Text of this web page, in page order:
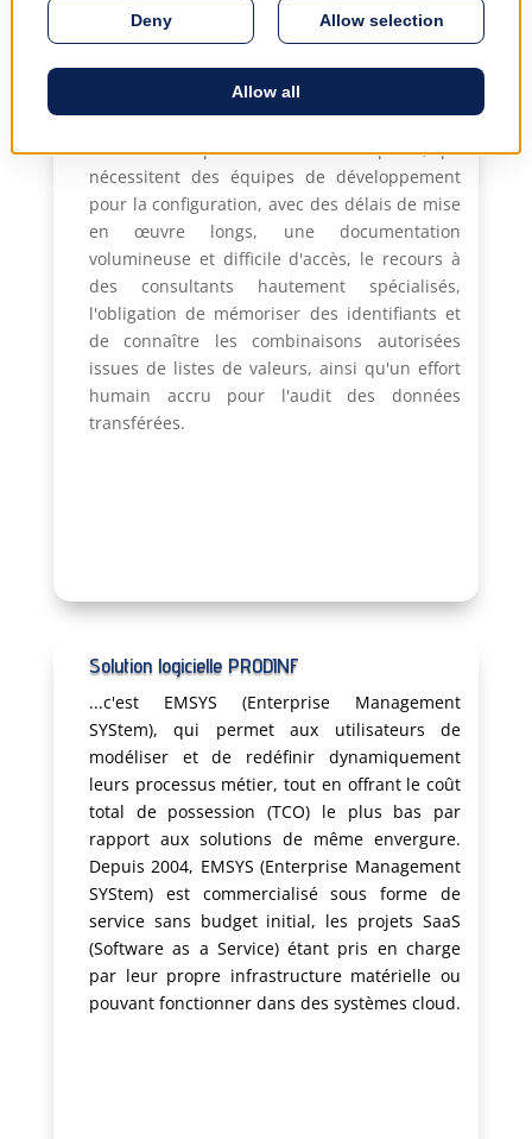
...est de proposer une approche totalement
différente de celle de la concurrence. En ce
sens, le système intégré EMSYS - Enterprise
Management SYStem - va au-delà et se
distingue totalement des applications
construites à partir de modules séparés, qui
nécessitent des équipes de développement
pour la configuration, avec des délais de mise
en œuvre longs, une documentation
volumineuse et difficile d'accès, le recours à
des consultants hautement spécialisés,
l'obligation de mémoriser des identifiants et
de connaître les combinaisons autorisées
issues de listes de valeurs, ainsi qu'un effort
humain accru pour l'audit des données
transférées.
Solution logicielle PRODINF
...c'est EMSYS (Enterprise Management
SYStem), qui permet aux utilisateurs de
modéliser et de redéfinir dynamiquement
leurs processus métier, tout en offrant le coût
total de possession (TCO) le plus bas par
rapport aux solutions de même envergure.
Depuis 2004, EMSYS (Enterprise Management
SYStem) est commercialisé sous forme de
service sans budget initial, les projets SaaS
(Software as a Service) étant pris en charge
par leur propre infrastructure matérielle ou
pouvant fonctionner dans des systèmes cloud.